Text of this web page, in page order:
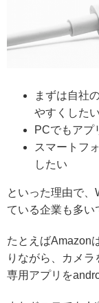
まずは自社
やすくしたい
PCでもアプ
スマートフ
したい
といった理由で
ている企業も多い
たとえばAmazon
りながら、カメ
専用アプリを